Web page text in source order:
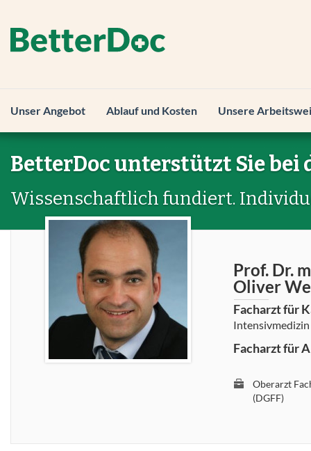
Unser Angebot Ablauf und Kosten Unsere
BetterDoc unterstützt Sie bei
Wissenschaftlich fundiert.
Prof. Dr.
Oliver
Facharzt für
Intensivmedizin
Facharzt für
Oberarzt
(DGFF)